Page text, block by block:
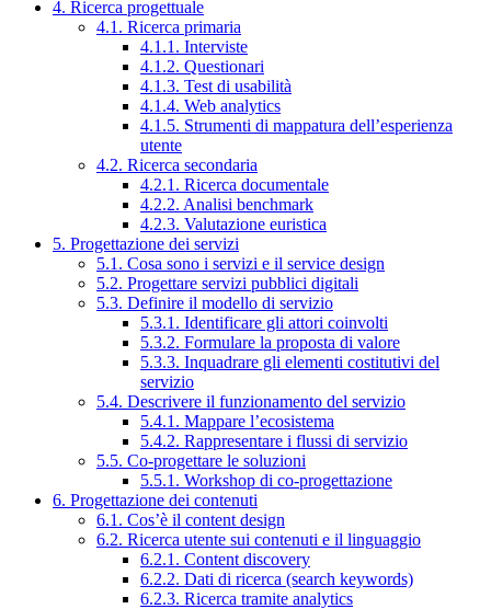
4. Ricerca progettuale
4.1. Ricerca primaria
4.1.1. Interviste
4.1.2. Questionari
4.1.3. Test di usabilità
4.1.4. Web analytics
4.1.5. Strumenti di mappatura dell’esperienza
utente
4.2. Ricerca secondaria
4.2.1. Ricerca documentale
4.2.2. Analisi benchmark
4.2.3. Valutazione euristica
5. Progettazione dei servizi
5.1. Cosa sono i servizi e il service design
5.2. Progettare servizi pubblici digitali
5.3. Definire il modello di servizio
5.3.1. Identificare gli attori coinvolti
5.3.2. Formulare la proposta di valore
5.3.3. Inquadrare gli elementi costitutivi del
servizio
5.4. Descrivere il funzionamento del servizio
5.4.1. Mappare l’ecosistema
5.4.2. Rappresentare i flussi di servizio
5.5. Co-progettare le soluzioni
5.5.1. Workshop di co-progettazione
6. Progettazione dei contenuti
6.1. Cos’è il content design
6.2. Ricerca utente sui contenuti e il linguaggio
6.2.1. Content discovery
6.2.2. Dati di ricerca (search keywords)
6.2.3. Ricerca tramite analytics